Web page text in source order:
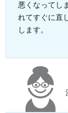
悪くなってし
れてすぐに直
します。